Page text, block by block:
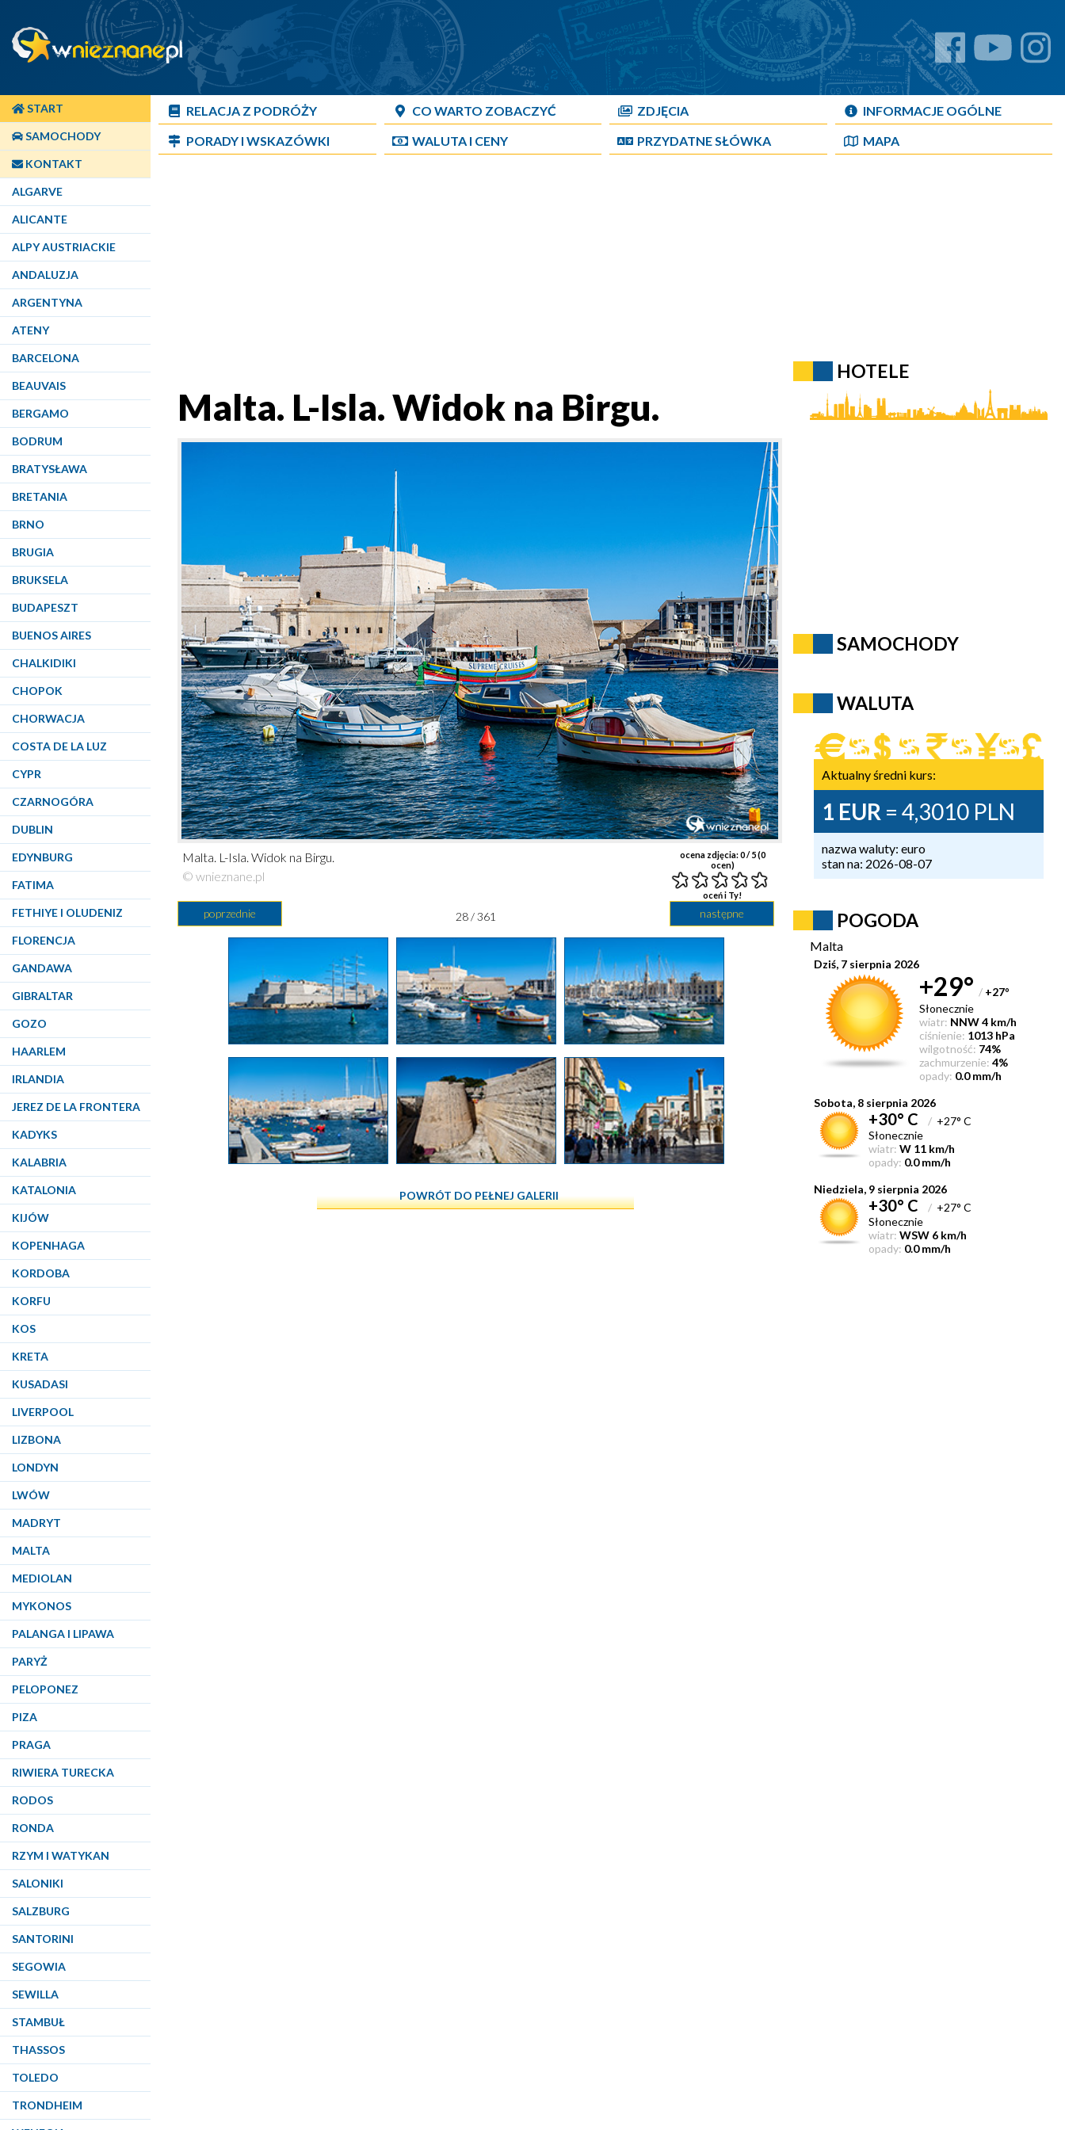
START
SAMOCHODY
KONTAKT
ALGARVE
ALICANTE
ALPY AUSTRIACKIE
ANDALUZJA
ARGENTYNA
ATENY
BARCELONA
BEAUVAIS
BERGAMO
BODRUM
BRATYSŁAWA
BRETANIA
BRNO
BRUGIA
BRUKSELA
BUDAPESZT
BUENOS AIRES
CHALKIDIKI
CHOPOK
CHORWACJA
COSTA DE LA LUZ
CYPR
CZARNOGÓRA
DUBLIN
EDYNBURG
FATIMA
FETHIYE I OLUDENIZ
FLORENCJA
GANDAWA
GIBRALTAR
GOZO
HAARLEM
IRLANDIA
JEREZ DE LA FRONTERA
KADYKS
KALABRIA
KATALONIA
KIJÓW
KOPENHAGA
KORDOBA
KORFU
KOS
KRETA
KUSADASI
LIVERPOOL
LIZBONA
LONDYN
LWÓW
MADRYT
MALTA
MEDIOLAN
MYKONOS
PALANGA I LIPAWA
PARYŻ
PELOPONEZ
PIZA
PRAGA
RIWIERA TURECKA
RODOS
RONDA
RZYM I WATYKAN
SALONIKI
SALZBURG
SANTORINI
SEGOWIA
SEWILLA
STAMBUŁ
THASSOS
TOLEDO
TRONDHEIM
RELACJA Z PODRÓŻY CO WARTO ZOBACZYĆ ZDJĘCIA
INFORMACJE OGÓLNE
PORADY I WSKAZÓWKI
WALUTA I CENY PRZYDATNE SŁÓWKA MAPA
Malta. L-Isla. Widok na Birgu.
ocena zdjęcia:0/ 5 (0
ocen)
oceń i Ty!
Malta. L-Isla. Widok na Birgu.
© wnieznane.pl
poprzednie następne
28 / 361
POWRÓT DO PEŁNEJ GALERII
HOTELE
SAMOCHODY
WALUTA
Aktualny średni kurs:
1 EUR = 4,3010 PLN
nazwa waluty: euro
stan na: 2026-08-07
POGODA
Malta
Dziś, 7 sierpnia 2026
+29° / +27°
Słonecznie
wiatr: NNW 4 km/h
ciśnienie: 1013 hPa
wilgotność: 74%
zachmurzenie: 4%
opady: 0.0 mm/h
Sobota, 8 sierpnia 2026
+30° C / +27° C
Słonecznie
wiatr: W 11 km/h
opady: 0.0 mm/h
Niedziela, 9 sierpnia 2026
+30° C / +27° C
Słonecznie
wiatr: WSW 6 km/h
opady: 0.0 mm/h